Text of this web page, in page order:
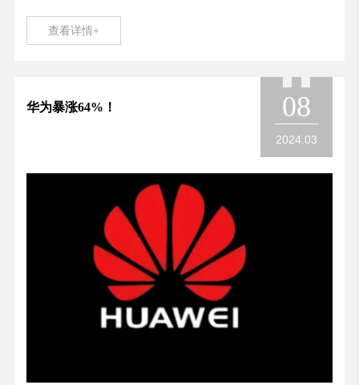
查看详情+
华为暴涨64%！ 08
2024.03